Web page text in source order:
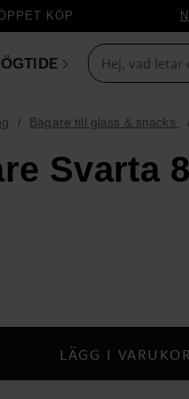
KÖP
MASKERAD
Bägare till glass & snacks
Svarta
LÄGG I